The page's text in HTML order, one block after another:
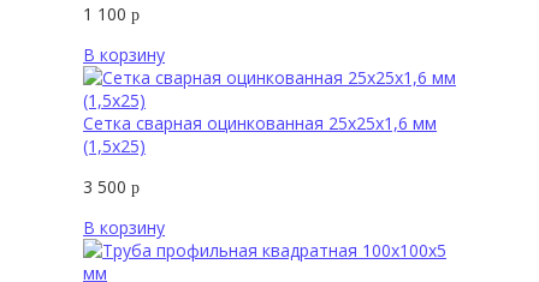
1 100 р
В корзину
Сетка сварная оцинкованная 25х25х1,6 мм
(1,5х25)
3 500 р
В корзину